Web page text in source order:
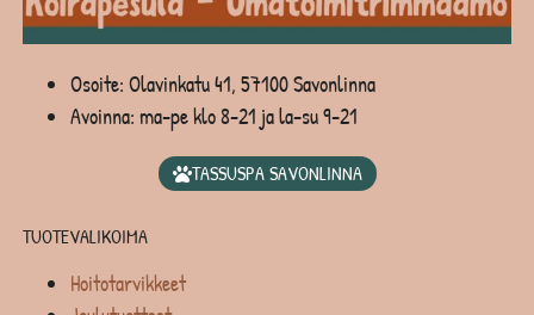
Osoite: Olavinkatu 41, 57100 Savonlinna
Avoinna: ma-pe klo 8-21 ja la-su 9-21
TASSUSPA SAVONLINNA
TUOTEVALIKOIMA
Hoitotarvikkeet